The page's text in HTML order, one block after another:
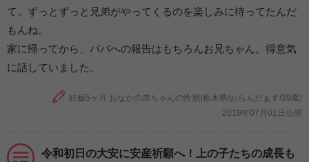
て。ずっとずっと兄弟がやってくるのを楽しみに待ってたんだ
もんね。
家に帰ってから、パパへの報告はもちろんお兄ちゃん。得意気
に話していました。
妊娠5ヶ月 おなかの赤ちゃんの性別(栃木県/おらんだぁす/39歳)
2019年07月01日公開
令和初日の大安に安産祈願へ！上の子たちの成長も